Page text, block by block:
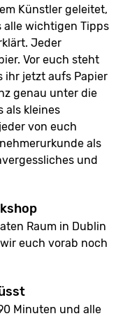
Künstler geleitet,
alle wichtigen Tipps
Jeder
Vor euch steht
ihr jetzt aufs Papier
genau unter die
als kleines
von euch
als
und
Raum in Dublin
euch vorab noch
Minuten und alle